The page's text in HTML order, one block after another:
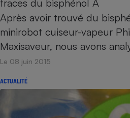
traces du bisphénol A
Après avoir trouvé du
minirobot cuiseur-vapeur
Maxisaveur, nous avons
Le 08 juin 2015
ACTUALITÉ